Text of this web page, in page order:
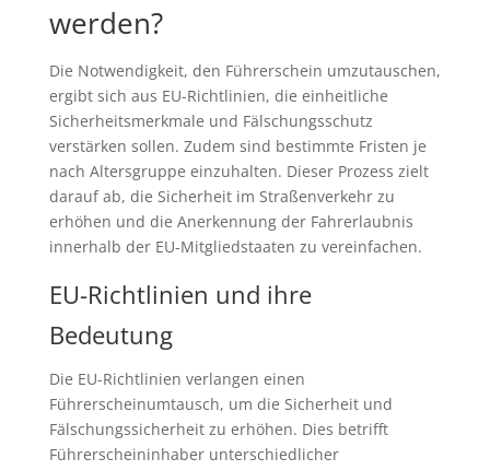
werden?
Die Notwendigkeit, den Führerschein umzutauschen,
ergibt sich aus EU-Richtlinien, die einheitliche
Sicherheitsmerkmale und Fälschungsschutz
verstärken sollen. Zudem sind bestimmte Fristen je
nach Altersgruppe einzuhalten. Dieser Prozess zielt
darauf ab, die Sicherheit im Straßenverkehr zu
erhöhen und die Anerkennung der Fahrerlaubnis
innerhalb der EU-Mitgliedstaaten zu vereinfachen.
EU-Richtlinien und ihre
Bedeutung
Die EU-Richtlinien verlangen einen
Führerscheinumtausch, um die Sicherheit und
Fälschungssicherheit zu erhöhen. Dies betrifft
Führerscheininhaber unterschiedlicher